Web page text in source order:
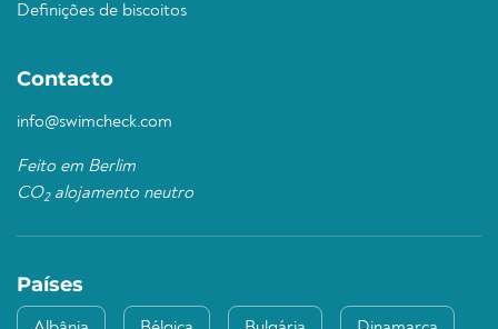
Definições de biscoitos
Contacto
info@swimcheck.com
Feito em Berlim
CO2alojamento neutro
Países